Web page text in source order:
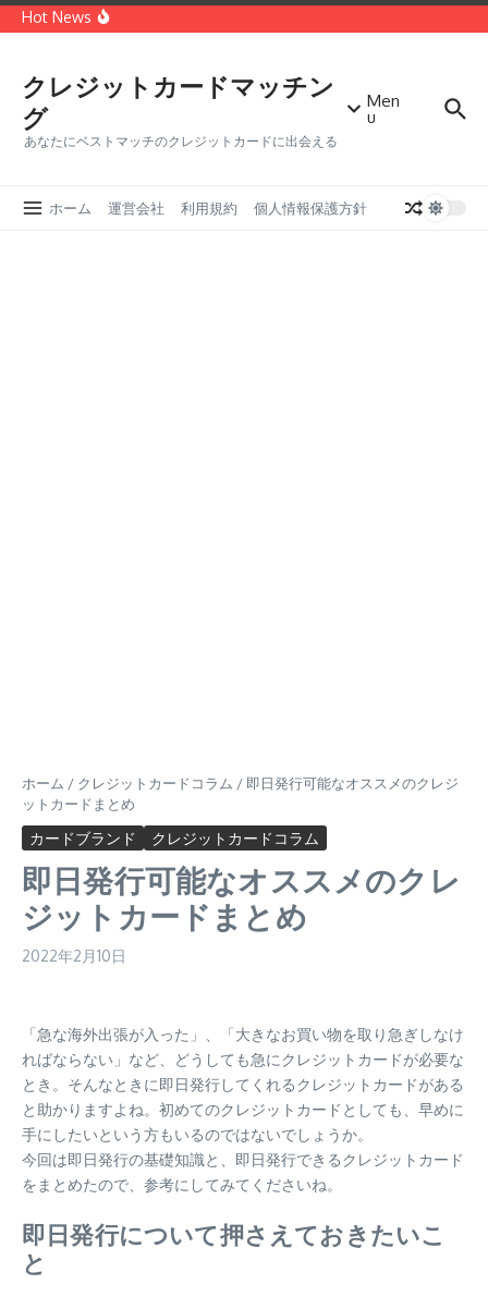
コンテンツへスキップ
Hot News
ット
クレジットカードマッチン
グ
あなたにベストマッチのクレジットカードに出会える
Men
u
ホーム 運営会社 利用規約 個人情報保護方針
ホーム / クレジットカードコラム / 即日発行可能なオススメのクレジ
ットカードまとめ
カードブランド クレジットカードコラム
即日発行可能なオススメのクレ
ジットカードまとめ
2022年2月10日
「急な海外出張が入った」、「大きなお買い物を取り急ぎしなけ
ればならない」など、どうしても急にクレジットカードが必要な
とき。そんなときに即日発行してくれるクレジットカードがある
と助かりますよね。初めてのクレジットカードとしても、早めに
手にしたいという方もいるのではないでしょうか。
今回は即日発行の基礎知識と、即日発行できるクレジットカード
をまとめたので、参考にしてみてくださいね。
即日発行について押さえておきたいこ
と